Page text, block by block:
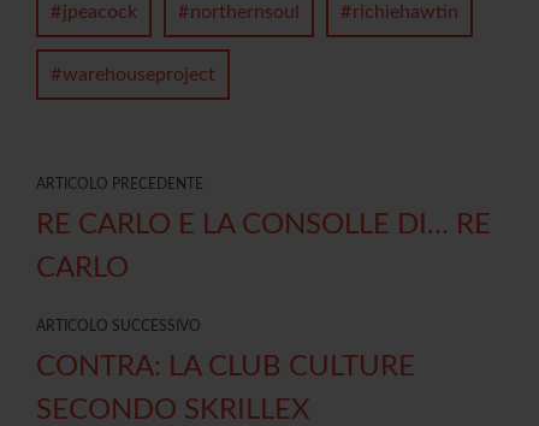
jpeacock northernsoul richiehawtin
warehouseproject
ARTICOLO PRECEDENTE
RE CARLO E LA CONSOLLE DI… RE
CARLO
ARTICOLO SUCCESSIVO
CONTRA: LA CLUB CULTURE
SECONDO SKRILLEX